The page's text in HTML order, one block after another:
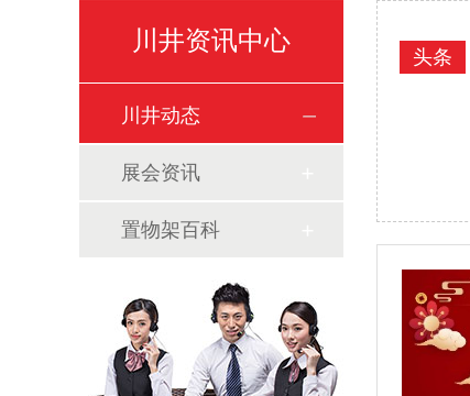
川井资讯中心
川井动态
展会资讯
置物架百科
头条